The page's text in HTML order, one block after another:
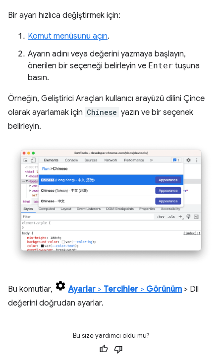
Bir ayarı hızlıca değiştirmek için:
Komut menüsünü açın.
Ayarın adını veya değerini yazmaya başlayın,
önerilen bir seçeneği belirleyin ve Enter tuşuna
basın.
Örneğin, Geliştirici Araçları kullanıcı arayüzü dilini Çince
olarak ayarlamak için Chinese yazın ve bir seçenek
belirleyin.
Bu komutlar, Ayarlar > Tercihler > Görünüm > Dil
değerini doğrudan ayarlar.
Bu size yardımcı oldu mu?